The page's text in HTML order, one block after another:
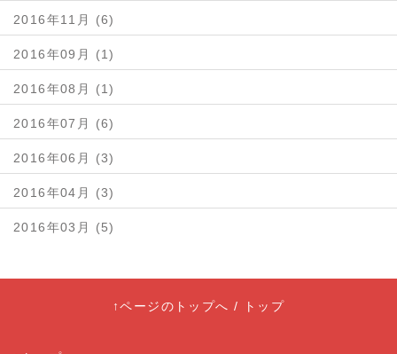
2016年11月 (6)
2016年09月 (1)
2016年08月 (1)
2016年07月 (6)
2016年06月 (3)
2016年04月 (3)
2016年03月 (5)
↑ページのトップへ / トップ